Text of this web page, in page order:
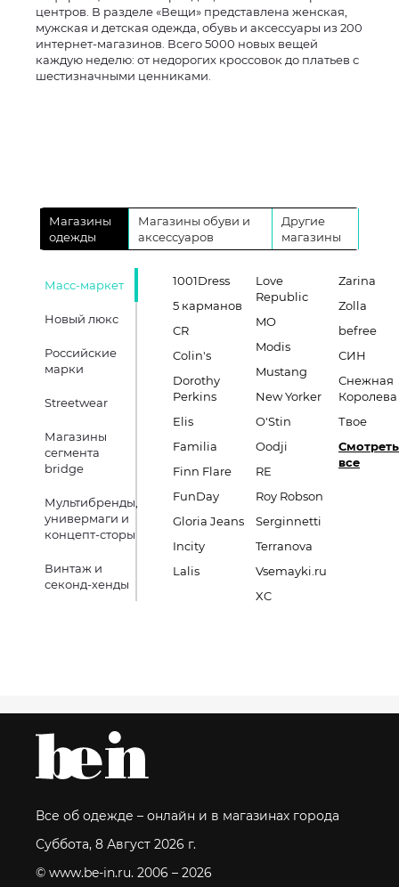
центров. В разделе «Вещи» представлена женская,
мужская и детская одежда, обувь и аксессуары из 200
интернет-магазинов. Всего 5000 новых вещей
каждую неделю: от недорогих кроссовок до платьев с
шестизначными ценниками.
Магазины
одежды
Магазины обуви и
аксессуаров
Другие
магазины
Масс-маркет
Новый люкс
Российские
марки
Streetwear
Магазины
сегмента
bridge
Мультибренды,
универмаги и
концепт-сторы
Винтаж и
секонд-хенды
1001Dress
5 карманов
CR
Colin's
Dorothy
Perkins
Elis
Familia
Finn Flare
FunDay
Gloria Jeans
Incity
Lalis
Love
Republic
MO
Modis
Mustang
New Yorker
O'Stin
Oodji
RE
Roy Robson
Serginnetti
Terranova
Vsemayki.ru
XC
Zarina
Zolla
befree
СИН
Снежная
Королева
Твое
Смотреть
все
Все об одежде – онлайн и в магазинах города
Суббота, 8 Август 2026 г.
© www.be-in.ru. 2006 – 2026